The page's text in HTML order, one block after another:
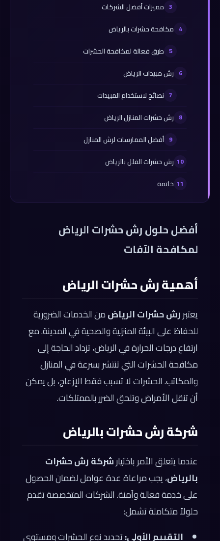
مميزات أفضل الشركات
مكافحة حشرات بالرياض
طرق فعالة لمكافحة الحشرات
رش مبيدات الرياض
نصائح لاستخدام المبيدات
رش حشرات المنازل الرياض
أفضل الممارسات لرش المنازل
رش حشرات الفلل بالرياض
خاتمة
أفضل حلول رش حشرات الرياض
لمكافحة الآفات
أهمية رش حشرات الرياض
يعتبررش حشرات الرياضمن الخدمات الضرورية
للحفاظ على البيئة المنزلية والصحية في المدينة. مع
ارتفاع درجات الحرارة في الرياض، تزداد الحاجة إلى
مكافحة الحشرات التي تنتشر بسرعة في المنازل
والمكاتب. الحشرات لا تسبب فقط الإزعاج، بل يمكن
أن تنقل الأمراض وتلحق الضرر بالممتلكات.
شركة رش حشرات بالرياض
عندما يتعلق الأمر باختيارشركة رش حشرات
بالرياض، يجب مراعاة عدة عوامل لضمان الحصول
على خدمة فعالة وآمنة. الشركات المتخصصة تقدم
حلولاً متكاملة تشمل:
التقييم الأولي:تحديد نوع الحشرات ومستوى